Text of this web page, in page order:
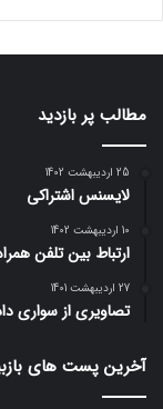
مطالب پر بازدید
25 اردیبهشت 1402
لایسنس اشتراکی
10 اردیبهشت 1402
ارتباط بین تلفن
27 اردیبهشت 1401
تصاویری از سواری
آخرین پست های